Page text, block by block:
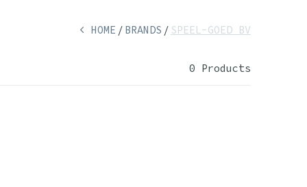
HOME BRANDS SPEEL-GOED BV
0 Products